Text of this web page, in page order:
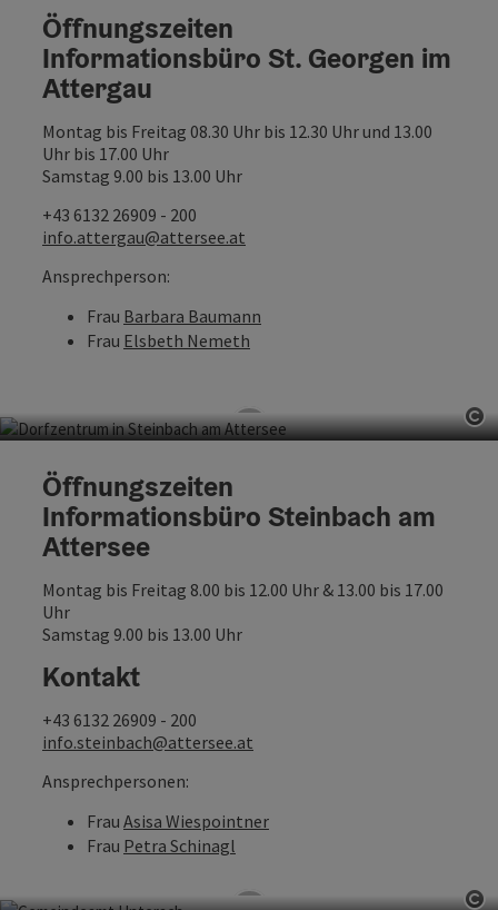
Öffnungszeiten
Informationsbüro St. Georgen im
Attergau
Montag bis Freitag 08.30 Uhr bis 12.30 Uhr und 13.00
Uhr bis 17.00 Uhr
Samstag 9.00 bis 13.00 Uhr
+43 6132 26909 - 200
info.attergau@attersee.at
Ansprechperson:
Frau Barbara Baumann
Frau Elsbeth Nemeth
Informationsbüro Steinbach am
Attersee
Steinbach 5, 4853 Steinbach am Attersee
Öffnungszeiten
Informationsbüro Steinbach am
Attersee
Montag bis Freitag 8.00 bis 12.00 Uhr & 13.00 bis 17.00
Uhr
Samstag 9.00 bis 13.00 Uhr
Kontakt
+43 6132 26909 - 200
info.steinbach@attersee.at
Ansprechpersonen:
Frau Asisa Wiespointner
Frau Petra Schinagl